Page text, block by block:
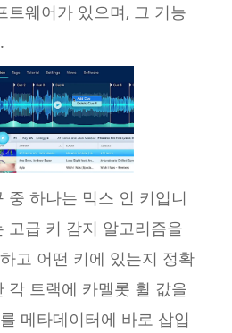
트웨어가 있으며, 그 기능
중 하나는 믹스 인 키입니
고급 키 감지 알고리즘을
고 어떤 키에 있는지 정확
각 트랙에 카멜롯 휠 값을
메타데이터에 바로 삽입